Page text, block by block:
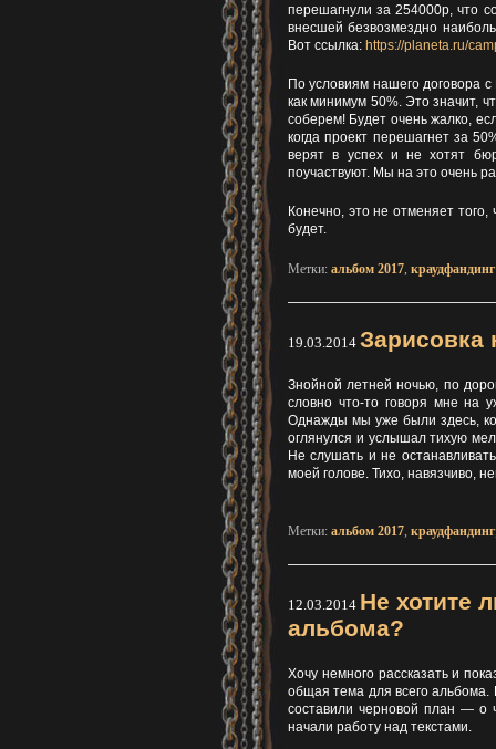
перешагнули за 254000р, что
внесшей безвозмездно
Вот ссылка: https://planeta.ru/
По условиям нашего договора
как минимум 50%. Это значит,
соберем! Будет очень жалко,
когда проект перешагнет за
верят в успех и не хотят
поучаствуют. Мы на это очень
Конечно, это не отменяет
будет.
Метки: альбом 2017 краудфандинг
19.03.2014 Зарисовка
Знойной летней ночью, по
словно что-то говоря мне на
Однажды мы уже были здесь,
оглянулся и услышал тихую
Не слушать и не
моей голове. Тихо, навязчиво,
Метки: альбом 2017, краудфандинг
12.03.2014 Не хотите
альбома?
Хочу немного рассказать и
общая тема для всего
составили черновой план — о
начали работу над текстами.